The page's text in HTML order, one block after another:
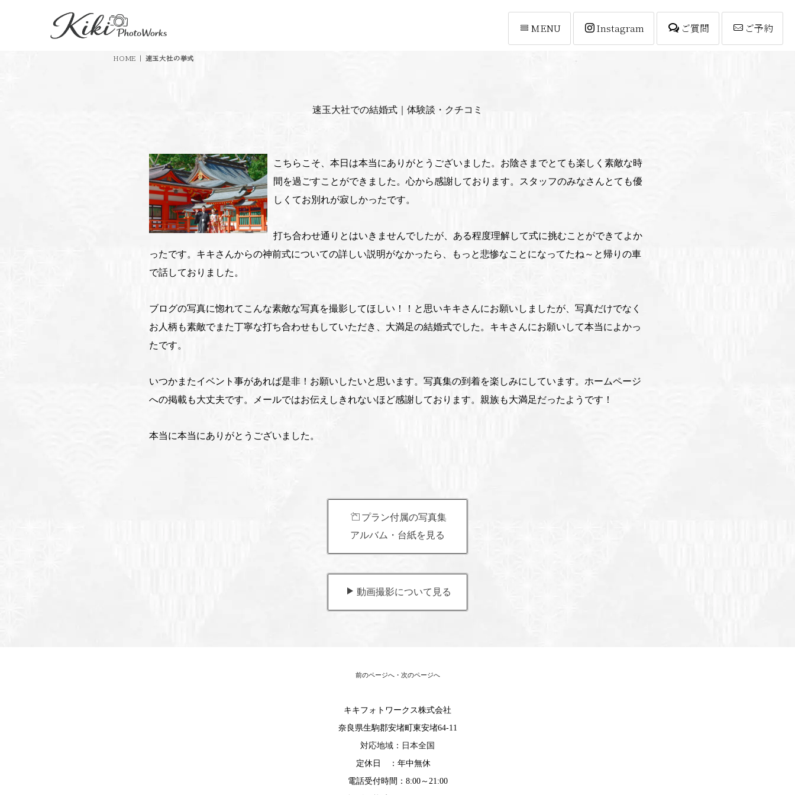
MENU Instagram ご質問 ご予約
HOME 速玉大社の挙式
速玉大社での結婚式｜体験談・クチコミ
こちらこそ、本日は本当にありがとうございました。お陰さまでとても楽しく素敵な時
間を過ごすことができました。心から感謝しております。スタッフのみなさんとても優
しくてお別れが寂しかったです。
打ち合わせ通りとはいきませんでしたが、ある程度理解して式に挑むことができてよか
ったです。キキさんからの神前式についての詳しい説明がなかったら、もっと悲惨なことになってたね～と帰りの車
で話しておりました。
ブログの写真に惚れてこんな素敵な写真を撮影してほしい！！と思いキキさんにお願いしましたが、写真だけでなく
お人柄も素敵でまた丁寧な打ち合わせもしていただき、大満足の結婚式でした。キキさんにお願いして本当によかっ
たです。
いつかまたイベント事があれば是非！お願いしたいと思います。写真集の到着を楽しみにしています。ホームページ
への掲載も大丈夫です。メールではお伝えしきれないほど感謝しております。親族も大満足だったようです！
本当に本当にありがとうございました。
プラン付属の写真集
アルバム・台紙を見る
動画撮影について見る
前のページへ・ 次のページへ
キキフォトワークス株式会社
奈良県生駒郡安堵町東安堵64-11
対応地域 ： 日本全国
定休日 ：年中無休
電話受付時間：8:00～21:00